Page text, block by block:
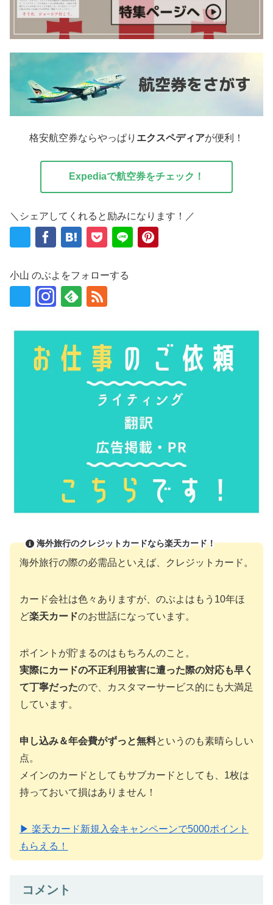
格安航空券ならやっぱり エクスペディアが便利！
Expediaで航空券をチェック！
＼シェアしてくれると励みになります！／
小山 のぶよをフォローする
海外旅行のクレジットカードなら楽天カード！
海外旅行の際の必需品といえば、クレジットカード。
カード会社は色々ありますが、のぶよはもう10年ほ
ど楽天カードのお世話になっています。
ポイントが貯まるのはもちろんのこと。
実際にカードの不正利用被害に遭った際の対応も早く
て丁寧だったので、カスタマーサービス的にも大満足
しています。
申し込み＆年会費がずっと無料というのも素晴らしい
点。
メインのカードとしてもサブカードとしても、1枚は
持っておいて損はありません！
▶ 楽天カード新規入会キャンペーンで5000ポイント
もらえる！
コメント